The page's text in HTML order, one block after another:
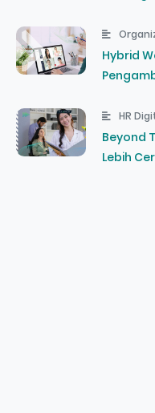
Hybrid
HR
Beyond
Lebih